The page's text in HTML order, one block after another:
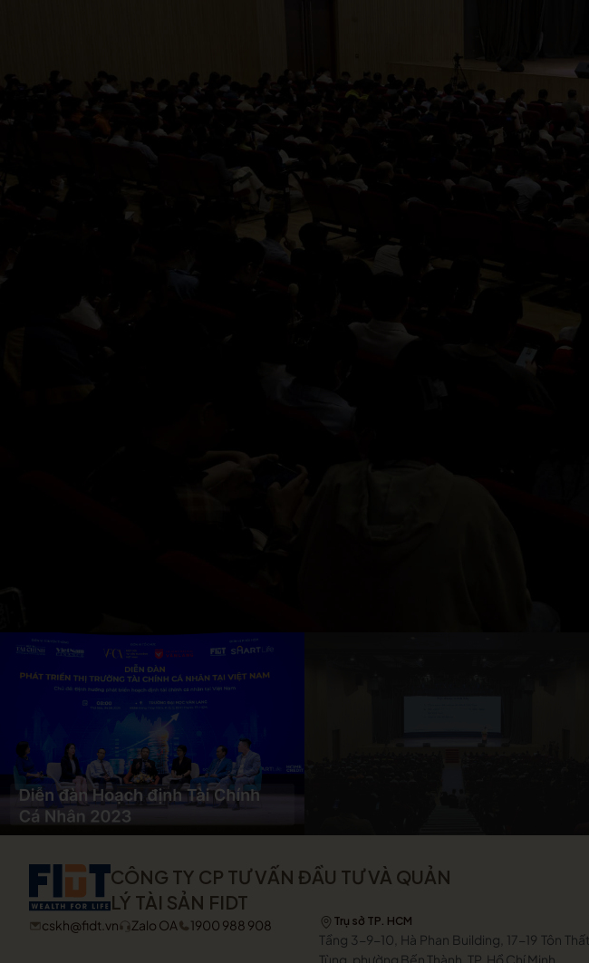
CÔNG TY CP TƯ VẤN ĐẦU TƯ VÀ QUẢN
LÝ TÀI SẢN FIDT
cskh@fidt.vn Zalo OA 1900 988 908 Trụ sở TP. HCM
Tầng 3-9-10, Hà Phan Building, 17-19 Tôn Thất
Tùng, phường Bến Thành, TP. Hồ Chí Minh